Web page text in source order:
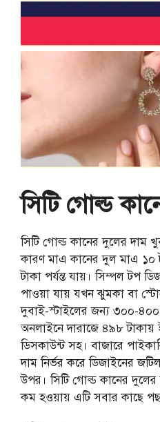
সিটি গোল্ড
সিটি গোল্ড কানের দুলের দাম
কারণ মাএ কানের দুল মাএ ১০
টাকা পর্যন্ত যায়। সিম্পল টপ
পাওয়া যায় যখন ঝুমকা বা
দুবাই-স্টাইলের জন্য ৩০০-৪০০
অনলাইনে দারাজে ৪৯৮ টাকায়
ডিসকাউন্ট সহ। বাজারে
দাম নির্ভর করে ডিজাইনের
উপর। সিটি গোল্ড কানের
কম হওয়ায় এটি সবার কাছে